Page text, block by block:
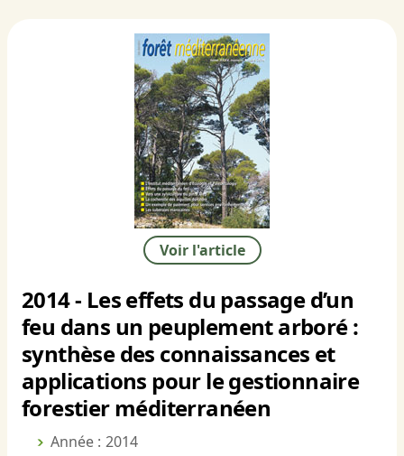
Voir l'article
2014 - Les effets du passage d’un
feu dans un peuplement arboré :
synthèse des connaissances et
applications pour le gestionnaire
forestier méditerranéen
Année : 2014